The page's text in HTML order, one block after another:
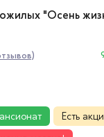
"Осень
Есть